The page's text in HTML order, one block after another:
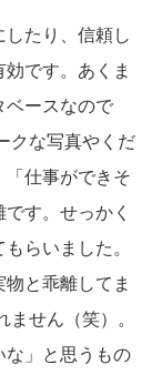
たり、信頼し
です。あくま
ベースなので
クな写真やくだ
仕事ができそ
す。せっかく
らいました。
と乖離してま
せん（笑）。
」と思うもの